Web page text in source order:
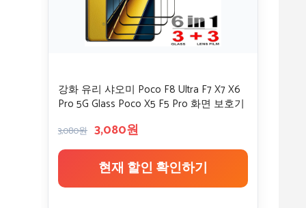
강화 유리 샤오미 Poco F8 Ultra F7 X7 X6
Pro 5G Glass Poco X5 F5 Pro 화면 보호기
Xiaomi Poco F7 Ultra 휴대폰 전면 유리
Poco X7 Pro Film
3,080원 3,080원
현재 할인 확인하기